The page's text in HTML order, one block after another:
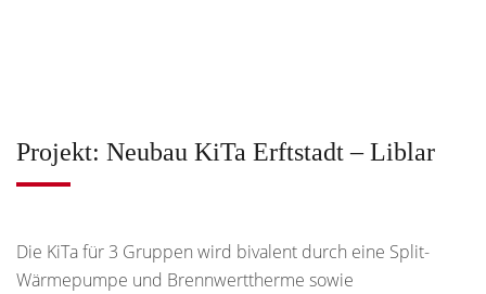
Projekt: Neubau KiTa Erftstadt – Liblar
Die KiTa für 3 Gruppen wird bivalent durch eine Split-
Wärmepumpe und Brennwerttherme sowie